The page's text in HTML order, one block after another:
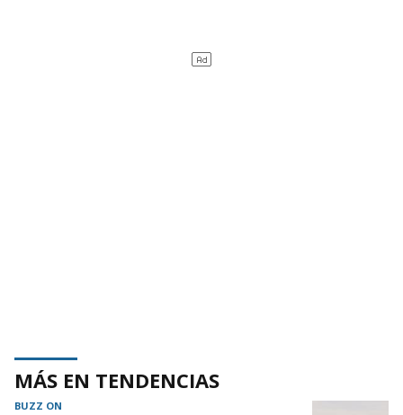
MÁS EN TENDENCIAS
BUZZ ON